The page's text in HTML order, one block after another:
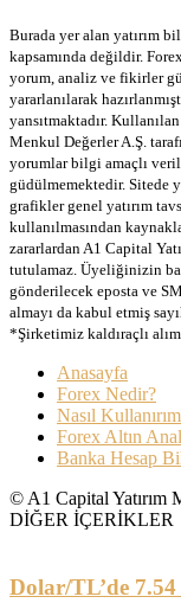
Burada yer alan yatırım
kapsamında değildir.
yorum, analiz ve fikirler
yararlanılarak
yansıtmaktadır.
Menkul Değerler A.Ş.
yorumlar bilgi amaçlı
güdülmemektedir. Sitede
grafikler genel yatırım
kullanılmasından
zararlardan A1 Capital
tutulamaz. Üyeliğinizin
gönderilecek eposta ve
almayı da kabul etmiş
*Şirketimiz kaldıraçlı
Anasayfa
Forex Nedir?
Nasıl
Forex Altın
Banka Hesap
© A1 Capital Yatırım
DİĞER İÇERİKLER
Dolar/TL’de